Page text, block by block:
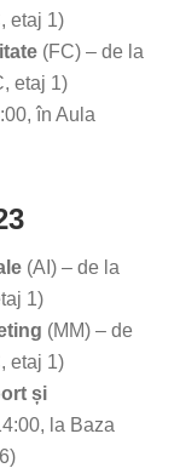
etaj 1)
(FC) – de la
etaj 1)
în Aula
(AI) – de la
1)
(MM) – de
etaj 1)
și
la Baza